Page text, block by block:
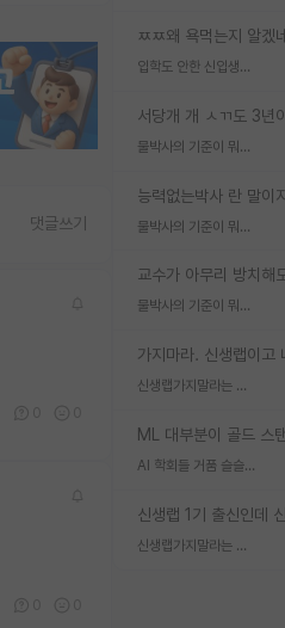
ㅉㅉ왜 욕먹는지 알겠네
입학도 안한 신입생이 원래 관심을 받나요
물박사의 기준이 뭐임?
물박사의 기준이 뭐임?
물박사의 기준이 뭐임?
신생랩가지말라는 이유가 있었구나
AI 학회들 거품 슬슬 지적이 나오네요
신생랩가지말라는 이유가 있었구나
댓글쓰기